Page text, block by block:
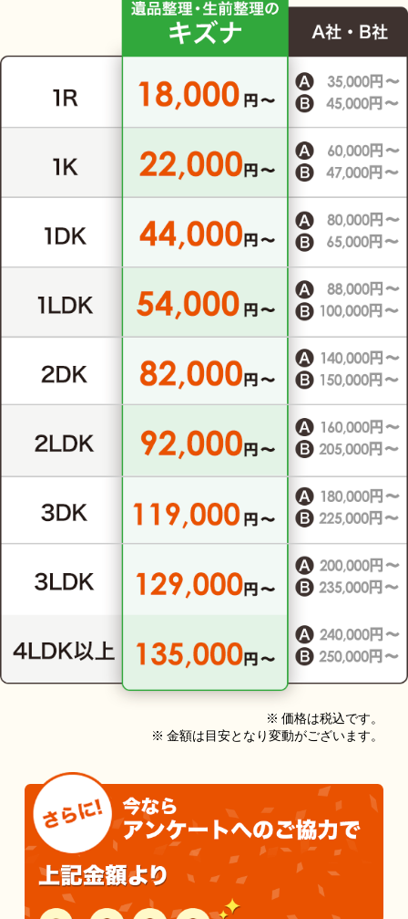
※ 価格は税込です。
※ 金額は目安となり変動がございます。